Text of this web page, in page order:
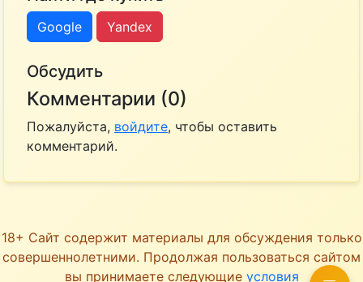
Google Yandex
Обсудить
Комментарии (0)
Пожалуйста, войдите, чтобы оставить
комментарий.
18+ Сайт содержит материалы для обсуждения только
совершеннолетними. Продолжая пользоваться сайтом
вы принимаете следующие условия